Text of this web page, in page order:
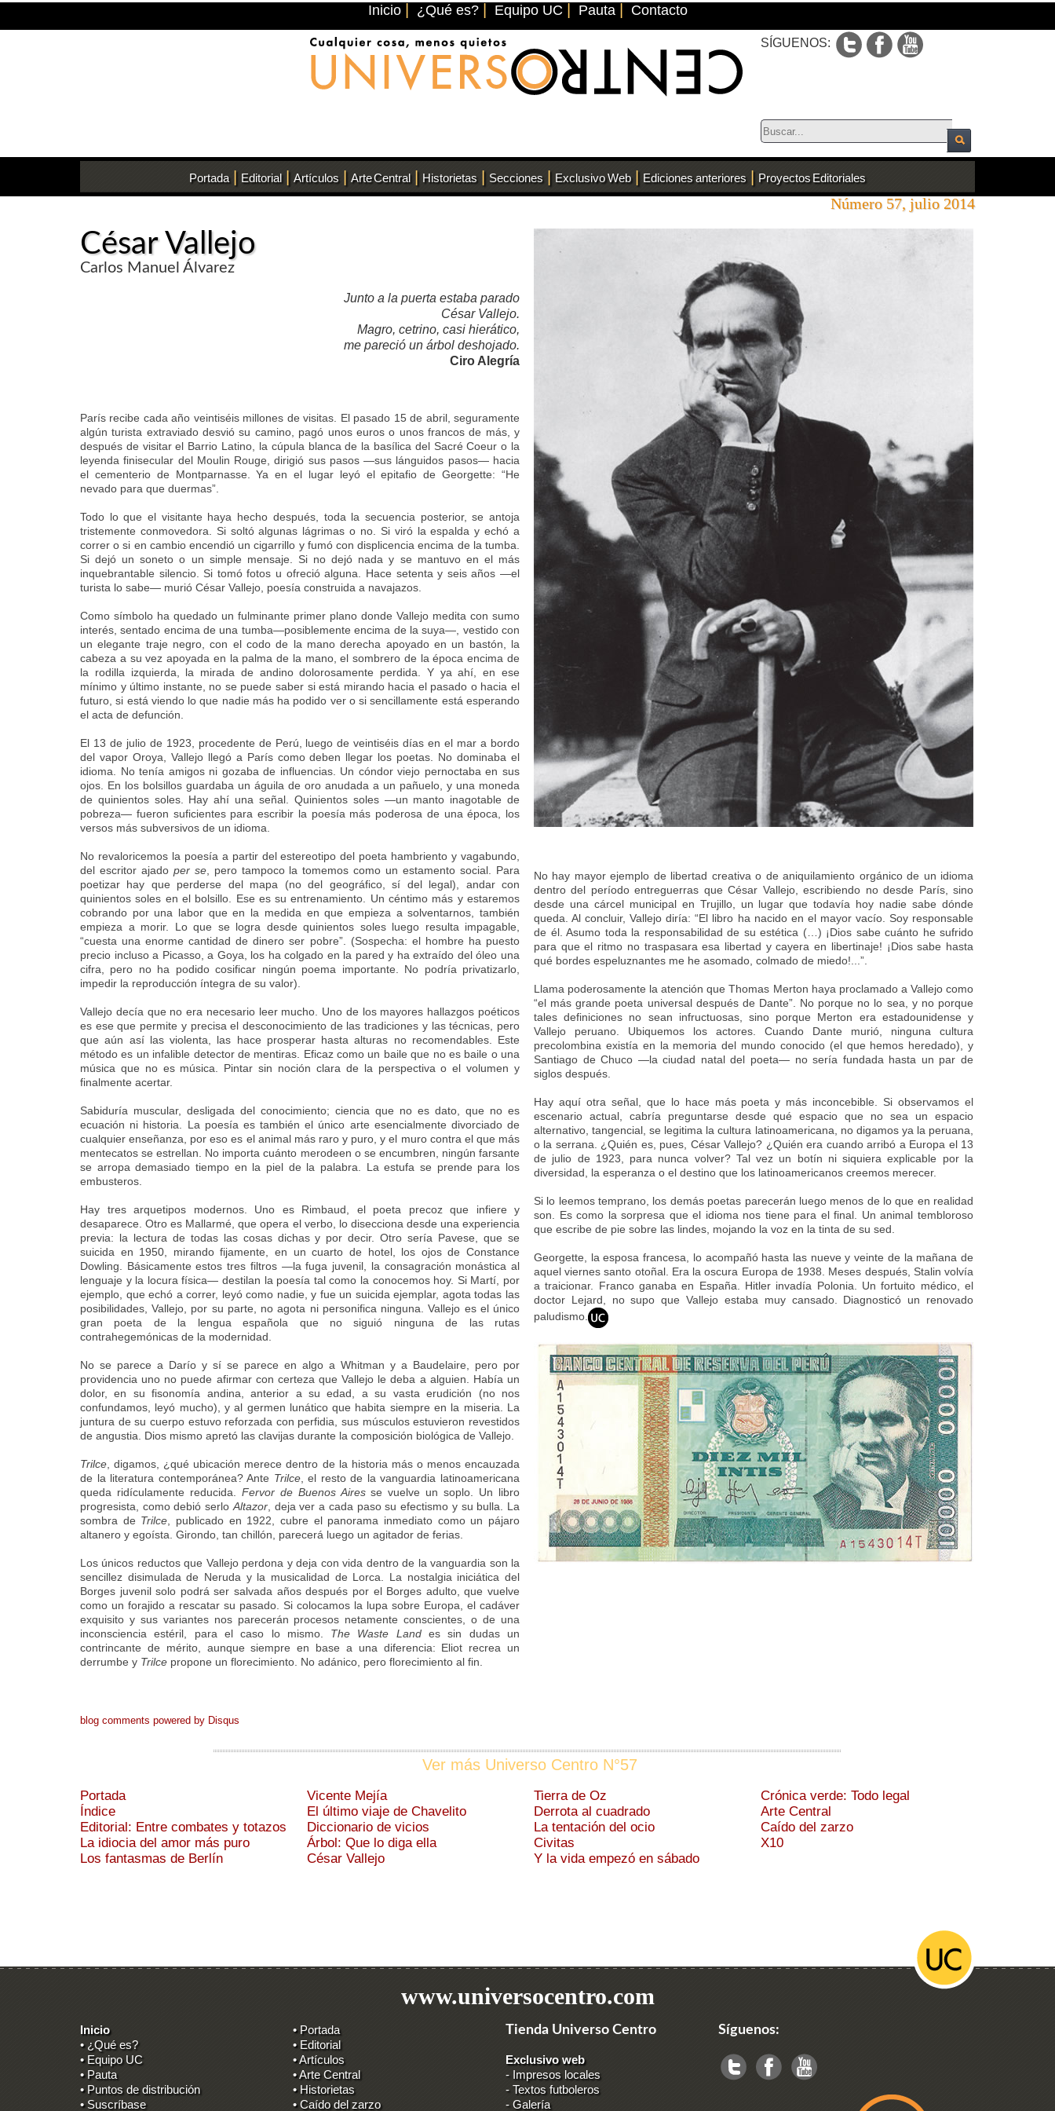
Inicio ¿Qué es? Equipo UC Pauta Contacto
SÍGUENOS:
Portada | Editorial | Artículos | Arte Central | Historietas | Secciones | Exclusivo Web | Ediciones anteriores | Proyectos Editoriales
Número 57, julio 2014
César Vallejo
Carlos Manuel Álvarez
Junto a la puerta estaba parado
César Vallejo.
Magro, cetrino, casi hierático,
me pareció un árbol deshojado.
Ciro Alegría
París recibe cada año veintiséis millones de visitas. El pasado 15 de abril, seguramente
algún turista extraviado desvió su camino, pagó unos euros o unos francos de más, y
después de visitar el Barrio Latino, la cúpula blanca de la basílica del Sacré Coeur o la
leyenda finisecular del Moulin Rouge, dirigió sus pasos —sus lánguidos pasos— hacia
el cementerio de Montparnasse. Ya en el lugar leyó el epitafio de Georgette: “He
nevado para que duermas”.
Todo lo que el visitante haya hecho después, toda la secuencia posterior, se antoja
tristemente conmovedora. Si soltó algunas lágrimas o no. Si viró la espalda y echó a
correr o si en cambio encendió un cigarrillo y fumó con displicencia encima de la tumba.
Si dejó un soneto o un simple mensaje. Si no dejó nada y se mantuvo en el más
inquebrantable silencio. Si tomó fotos u ofreció alguna. Hace setenta y seis años —el
turista lo sabe— murió César Vallejo, poesía construida a navajazos.
Como símbolo ha quedado un fulminante primer plano donde Vallejo medita con sumo
interés, sentado encima de una tumba—posiblemente encima de la suya—, vestido con
un elegante traje negro, con el codo de la mano derecha apoyado en un bastón, la
cabeza a su vez apoyada en la palma de la mano, el sombrero de la época encima de
la rodilla izquierda, la mirada de andino dolorosamente perdida. Y ya ahí, en ese
mínimo y último instante, no se puede saber si está mirando hacia el pasado o hacia el
futuro, si está viendo lo que nadie más ha podido ver o si sencillamente está esperando
el acta de defunción.
El 13 de julio de 1923, procedente de Perú, luego de veintiséis días en el mar a bordo
del vapor Oroya, Vallejo llegó a París como deben llegar los poetas. No dominaba el
idioma. No tenía amigos ni gozaba de influencias. Un cóndor viejo pernoctaba en sus
ojos. En los bolsillos guardaba un águila de oro anudada a un pañuelo, y una moneda
de quinientos soles. Hay ahí una señal. Quinientos soles —un manto inagotable de
pobreza— fueron suficientes para escribir la poesía más poderosa de una época, los
versos más subversivos de un idioma.
No revaloricemos la poesía a partir del estereotipo del poeta hambriento y vagabundo,
del escritor ajado per se, pero tampoco la tomemos como un estamento social. Para
poetizar hay que perderse del mapa (no del geográfico, sí del legal), andar con
quinientos soles en el bolsillo. Ese es su entrenamiento. Un céntimo más y estaremos
cobrando por una labor que en la medida en que empieza a solventarnos, también
empieza a morir. Lo que se logra desde quinientos soles luego resulta impagable,
“cuesta una enorme cantidad de dinero ser pobre”. (Sospecha: el hombre ha puesto
precio incluso a Picasso, a Goya, los ha colgado en la pared y ha extraído del óleo una
cifra, pero no ha podido cosificar ningún poema importante. No podría privatizarlo,
impedir la reproducción íntegra de su valor).
Vallejo decía que no era necesario leer mucho. Uno de los mayores hallazgos poéticos
es ese que permite y precisa el desconocimiento de las tradiciones y las técnicas, pero
que aún así las violenta, las hace prosperar hasta alturas no recomendables. Este
método es un infalible detector de mentiras. Eficaz como un baile que no es baile o una
música que no es música. Pintar sin noción clara de la perspectiva o el volumen y
finalmente acertar.
Sabiduría muscular, desligada del conocimiento; ciencia que no es dato, que no es
ecuación ni historia. La poesía es también el único arte esencialmente divorciado de
cualquier enseñanza, por eso es el animal más raro y puro, y el muro contra el que más
mentecatos se estrellan. No importa cuánto merodeen o se encumbren, ningún farsante
se arropa demasiado tiempo en la piel de la palabra. La estufa se prende para los
embusteros.
Hay tres arquetipos modernos. Uno es Rimbaud, el poeta precoz que infiere y
desaparece. Otro es Mallarmé, que opera el verbo, lo disecciona desde una experiencia
previa: la lectura de todas las cosas dichas y por decir. Otro sería Pavese, que se
suicida en 1950, mirando fijamente, en un cuarto de hotel, los ojos de Constance
Dowling. Básicamente estos tres filtros —la fuga juvenil, la consagración monástica al
lenguaje y la locura física— destilan la poesía tal como la conocemos hoy. Si Martí, por
ejemplo, que echó a correr, leyó como nadie, y fue un suicida ejemplar, agota todas las
posibilidades, Vallejo, por su parte, no agota ni personifica ninguna. Vallejo es el único
gran poeta de la lengua española que no siguió ninguna de las rutas
contrahegemónicas de la modernidad.
No se parece a Darío y sí se parece en algo a Whitman y a Baudelaire, pero por
providencia uno no puede afirmar con certeza que Vallejo le deba a alguien. Había un
dolor, en su fisonomía andina, anterior a su edad, a su vasta erudición (no nos
confundamos, leyó mucho), y al germen lunático que habita siempre en la miseria. La
juntura de su cuerpo estuvo reforzada con perfidia, sus músculos estuvieron revestidos
de angustia. Dios mismo apretó las clavijas durante la composición biológica de Vallejo.
Trilce , digamos, ¿qué ubicación merece dentro de la historia más o menos encauzada
de la literatura contemporánea? Ante Trilce, el resto de la vanguardia latinoamericana
queda ridículamente reducida. Fervor de Buenos Airesse vuelve un soplo. Un libro
progresista, como debió serlo Altazor, deja ver a cada paso su efectismo y su bulla. La
sombra de Trilce , publicado en 1922, cubre el panorama inmediato como un pájaro
altanero y egoísta. Girondo, tan chillón, parecerá luego un agitador de ferias.
Los únicos reductos que Vallejo perdona y deja con vida dentro de la vanguardia son la
sencillez disimulada de Neruda y la musicalidad de Lorca. La nostalgia iniciática del
Borges juvenil solo podrá ser salvada años después por el Borges adulto, que vuelve
como un forajido a rescatar su pasado. Si colocamos la lupa sobre Europa, el cadáver
exquisito y sus variantes nos parecerán procesos netamente conscientes, o de una
inconsciencia estéril, para el caso lo mismo. The Waste Landes sin dudas un
contrincante de mérito, aunque siempre en base a una diferencia: Eliot recrea un
derrumbe y Trilce propone un florecimiento. No adánico, pero florecimiento al fin.
No hay mayor ejemplo de libertad creativa o de aniquilamiento orgánico de un idioma
dentro del período entreguerras que César Vallejo, escribiendo no desde París, sino
desde una cárcel municipal en Trujillo, un lugar que todavía hoy nadie sabe dónde
queda. Al concluir, Vallejo diría: “El libro ha nacido en el mayor vacío. Soy responsable
de él. Asumo toda la responsabilidad de su estética (…) ¡Dios sabe cuánto he sufrido
para que el ritmo no traspasara esa libertad y cayera en libertinaje! ¡Dios sabe hasta
qué bordes espeluznantes me he asomado, colmado de miedo!...”.
Llama poderosamente la atención que Thomas Merton haya proclamado a Vallejo como
“el más grande poeta universal después de Dante”. No porque no lo sea, y no porque
tales definiciones no sean infructuosas, sino porque Merton era estadounidense y
Vallejo peruano. Ubiquemos los actores. Cuando Dante murió, ninguna cultura
precolombina existía en la memoria del mundo conocido (el que hemos heredado), y
Santiago de Chuco —la ciudad natal del poeta— no sería fundada hasta un par de
siglos después.
Hay aquí otra señal, que lo hace más poeta y más inconcebible. Si observamos el
escenario actual, cabría preguntarse desde qué espacio que no sea un espacio
alternativo, tangencial, se legitima la cultura latinoamericana, no digamos ya la peruana,
o la serrana. ¿Quién es, pues, César Vallejo? ¿Quién era cuando arribó a Europa el 13
de julio de 1923, para nunca volver? Tal vez un botín ni siquiera explicable por la
diversidad, la esperanza o el destino que los latinoamericanos creemos merecer.
Si lo leemos temprano, los demás poetas parecerán luego menos de lo que en realidad
son. Es como la sorpresa que el idioma nos tiene para el final. Un animal tembloroso
que escribe de pie sobre las lindes, mojando la voz en la tinta de su sed.
Georgette, la esposa francesa, lo acompañó hasta las nueve y veinte de la mañana de
aquel viernes santo otoñal. Era la oscura Europa de 1938. Meses después, Stalin volvía
a traicionar. Franco ganaba en España. Hitler invadía Polonia. Un fortuito médico, el
doctor Lejard, no supo que Vallejo estaba muy cansado. Diagnosticó un renovado
paludismo.
blog comments powered by Disqus
Ver más Universo Centro N°57
Portada
Índice
Editorial: Entre combates y totazos
La idiocia del amor más puro
Los fantasmas de Berlín
Vicente Mejía
El último viaje de Chavelito
Diccionario de vicios
Árbol: Que lo diga ella
César Vallejo
Tierra de Oz
Derrota al cuadrado
La tentación del ocio
Civitas
Y la vida empezó en sábado
Crónica verde: Todo legal
Arte Central
Caído del zarzo
X10
www.universocentro.com
Inicio
• ¿Qué es?
• Equipo UC
• Pauta
• Puntos de distribución
• Suscríbase
• Portada
• Editorial
• Artículos
• Arte Central
• Historietas
• Caído del zarzo
Tienda Universo Centro
Exclusivo web
- Impresos locales
-Textos futboleros
-Galería
Síguenos: